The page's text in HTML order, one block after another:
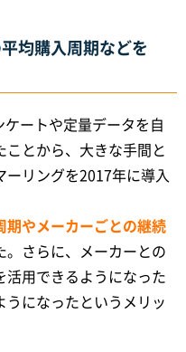
均購入周期などを
ートや定量データを自
とから、大きな手間と
リングを2017年に導入
期やメーカーごとの継続
さらに、メーカーとの
用できるようになった
になったというメリッ